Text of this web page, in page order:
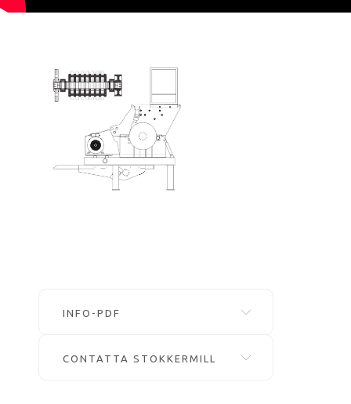
INFO-PDF
CONTATTA STOKKERMILL